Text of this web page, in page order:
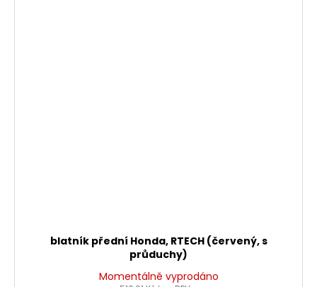
blatník přední Honda, RTECH (červený, s
průduchy)
Momentálně vyprodáno